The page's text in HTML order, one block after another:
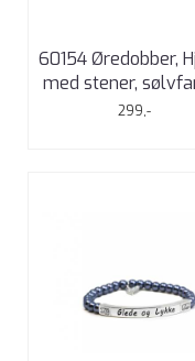
60154 Øredobber,
med stener,
299,-